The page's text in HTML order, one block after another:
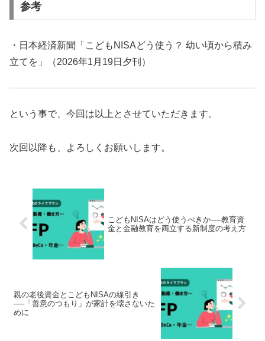
参考
・日本経済新聞「こどもNISAどう使う？ 幼い頃から積み
立てを」（2026年1月19日夕刊）
という事で、今回は以上とさせていただきます。
次回以降も、よろしくお願いします。
こどもNISAはどう使うべきか──教育資
金と金融教育を両立する新制度の考え方
親の老後資金とこどもNISAの線引き
──「善意のつもり」が家計を壊さないた
めに